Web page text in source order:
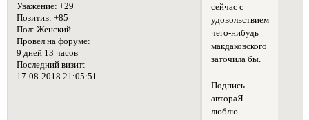
Уважение: +29
Позитив: +85
Пол: Женский
Провел на форуме:
9 дней 13 часов
Последний визит:
17-08-2018 21:05:51
сейчас с
удовольствием
чего-нибудь
макдаковского
заточила бы.
Подпись
автораЯ
люблю